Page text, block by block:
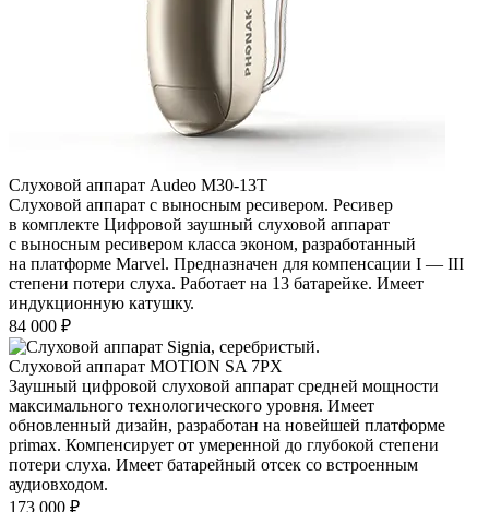
Слуховой аппарат Audeo М30-13Т
Слуховой аппарат с выносным ресивером. Ресивер
в комплекте Цифровой заушный слуховой аппарат
с выносным ресивером класса эконом, разработанный
на платформе Marvel. Предназначен для компенсации I — III
степени потери слуха. Работает на 13 батарейке. Имеет
индукционную катушку.
84 000 ₽
Слуховой аппарат MOTION SA 7PX
Заушный цифровой слуховой аппарат средней мощности
максимального технологического уровня. Имеет
обновленный дизайн, разработан на новейшей платформе
primax. Компенсирует от умеренной до глубокой степени
потери слуха. Имеет батарейный отсек со встроенным
аудиовходом.
173 000 ₽